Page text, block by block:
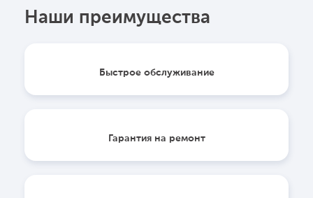
Наши преимущества
Быстрое обслуживание
Гарантия на ремонт